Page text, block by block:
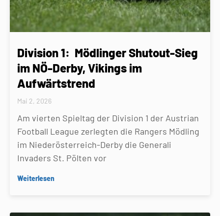
Division 1: Mödlinger Shutout-Sieg
im NÖ-Derby, Vikings im
Aufwärtstrend
Mai 2, 2026
Am vierten Spieltag der Division 1 der Austrian
Football League zerlegten die Rangers Mödling
im Niederösterreich-Derby die Generali
Invaders St. Pölten vor
Weiterlesen